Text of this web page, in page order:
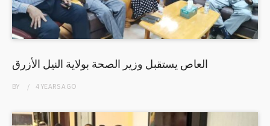
العاص يستقبل وزير الصحة بولاية النيل الأزرق
BY 4 YEARSAGO